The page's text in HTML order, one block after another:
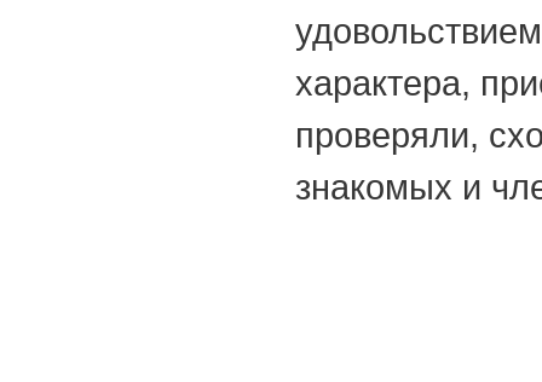
характера,
проверяли,
знакомых и